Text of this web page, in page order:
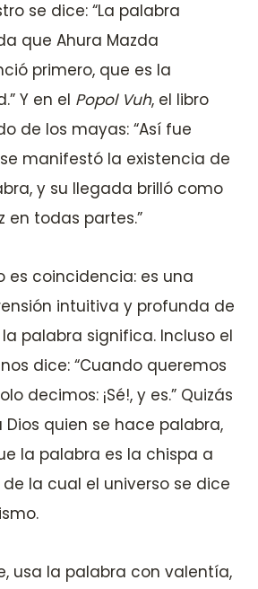
se dice: “La palabra
que Ahura Mazda
primero, que es la
Y en el Popol Vuh, el libro
de los mayas: “Así fue
manifestó la existencia de
y su llegada brilló como
en todas partes.”
es coincidencia: es una
intuitiva y profunda de
palabra significa. Incluso el
dice: “Cuando queremos
decimos: ¡Sé!, y es.” Quizás
Dios quien se hace palabra,
la palabra es la chispa a
la cual el universo se dice
usa la palabra con valentía,